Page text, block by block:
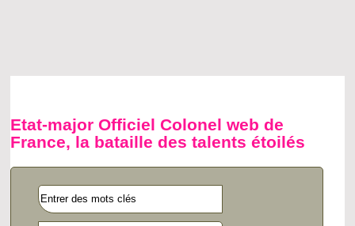
Etat-major Officiel Colonel web de
France, la bataille des talents étoilés